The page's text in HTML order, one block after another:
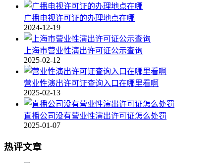
广播电视许可证的办理地点在哪
2024-12-19
上海市营业性演出许可证公示查询
2025-02-12
营业性演出许可证查询入口在哪里看啊
2025-02-13
直播公司没有营业性演出许可证怎么处罚
2025-01-07
热评文章